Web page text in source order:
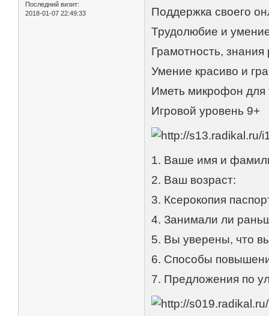
Последний визит:
2018-01-07 22:49:33
Поддержка своего
Трудолюбие и
Грамотность, знания
Умение красиво и
Иметь микрофон для
Игровой уровень 9+
1. Ваше имя и
2. Ваш возраст:
3. Ксерокопия
4. Занимали ли
5. Вы уверены, что
6. Способы
7. Предложения по